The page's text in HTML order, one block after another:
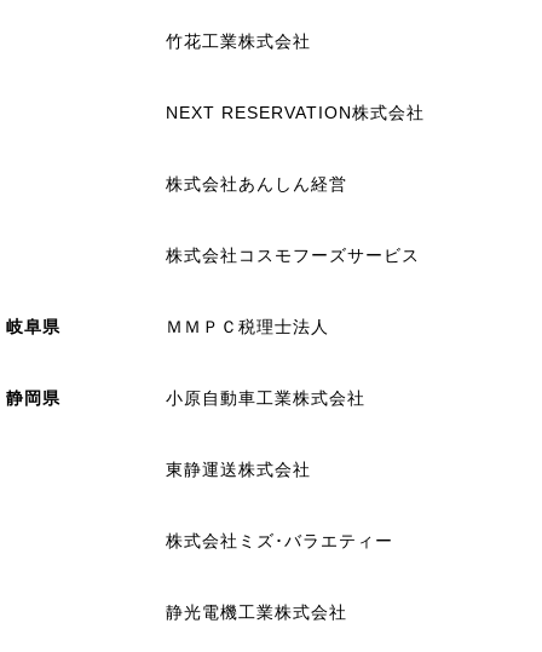
竹花工業株式会社
NEXT RESERVATION株式会社
株式会社あんしん経営
株式会社コスモフーズサービス
岐阜県 ＭＭＰＣ税理士法人
静岡県 小原自動車工業株式会社
東静運送株式会社
株式会社ミズ･バラエティー
静光電機工業株式会社